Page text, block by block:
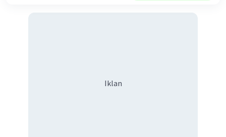
Iklan